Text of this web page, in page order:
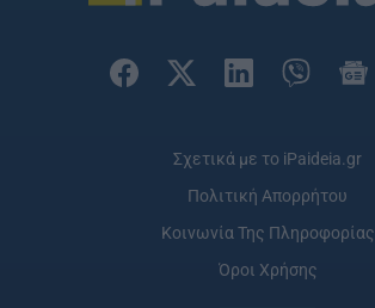
Σχετικά με το iPaideia.gr
Πολιτική Απορρήτου
Κοινωνία Της Πληροφορίας
Όροι Χρήσης